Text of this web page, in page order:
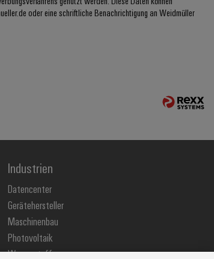
oder eine schriftliche Benachrichtigung an Weidmüller
Industrien
Datencenter
Gerätehersteller
Maschinenbau
Photovoltaik
Wasserstoff